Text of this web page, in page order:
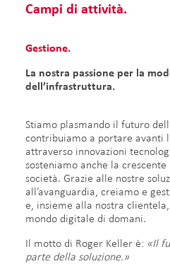
Campi di attività.
Gestione.
La nostra passione per la
dell’infrastruttura.
Stiamo plasmando il futuro
contribuiamo a portare avanti
attraverso innovazioni
sosteniamo anche la
società. Grazie alle nostre
all’avanguardia, creiamo e
e, insieme alla nostra
mondo digitale di domani.
Il motto di Roger Keller è: «Il
parte della soluzione.»​